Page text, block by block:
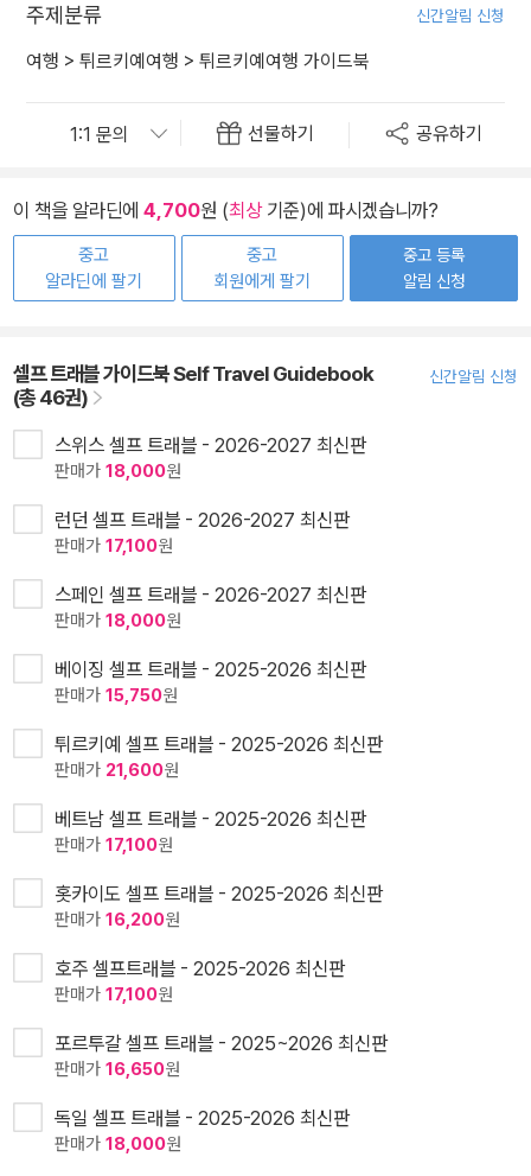
주제분류 신간알림 신청
여행 > 튀르키예여행 > 튀르키예여행 가이드북
선물하기 공유하기
이 책을 알라딘에 4,700원 (최상기준)에 파시겠습니까?
중고
알라딘에 팔기
중고
회원에게 팔기
중고 등록
알림 신청
셀프 트래블 가이드북 Self Travel Guidebook
(총 46권)
신간알림 신청
스위스 셀프 트래블 - 2026-2027 최신판
판매가 18,000원
런던 셀프 트래블 - 2026-2027 최신판
판매가 17,100원
스페인 셀프 트래블 - 2026-2027 최신판
판매가 18,000원
베이징 셀프 트래블 - 2025-2026 최신판
판매가 15,750원
튀르키예 셀프 트래블 - 2025-2026 최신판
판매가 21,600원
베트남 셀프 트래블 - 2025-2026 최신판
판매가 17,100원
홋카이도 셀프 트래블 - 2025-2026 최신판
판매가 16,200원
호주 셀프트래블 - 2025-2026 최신판
판매가 17,100원
포르투갈 셀프 트래블 - 2025~2026 최신판
판매가 16,650원
독일 셀프 트래블 - 2025-2026 최신판
판매가 18,000원